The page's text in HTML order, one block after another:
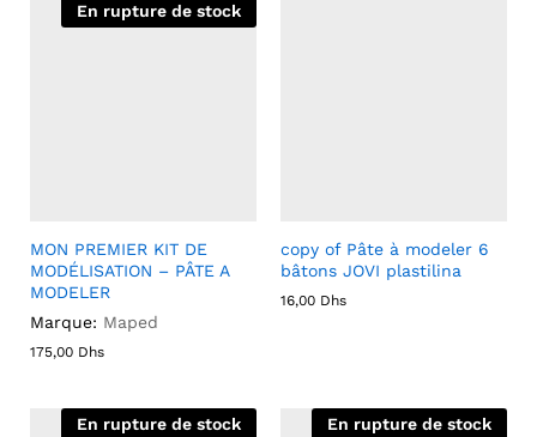
En rupture de stock
MON PREMIER KIT DE
MODÉLISATION – PÂTE A
MODELER
Marque: Maped
175,00 Dhs
copy of Pâte à modeler 6
bâtons JOVI plastilina
16,00 Dhs
En rupture de stock En rupture de stock